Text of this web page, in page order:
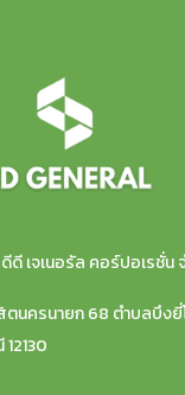
ดี เจเนอรัล คอร์ปอเรชั่น
นครนายก 68 ตำบลบึงยี่